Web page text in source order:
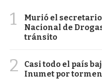
1
Murió el
Nacional de
tránsito
2
Casi todo el país
Inumet por